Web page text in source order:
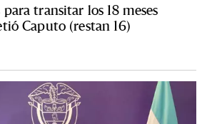
transitar los 18 meses
Caputo (restan 16)